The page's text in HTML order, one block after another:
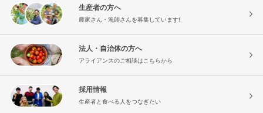
生産者の方へ
農家さん・漁師さんを募集しています!
法人・自治体の方へ
アライアンスのご相談はこちらから
採用情報
生産者と食べる人をつなぎたい